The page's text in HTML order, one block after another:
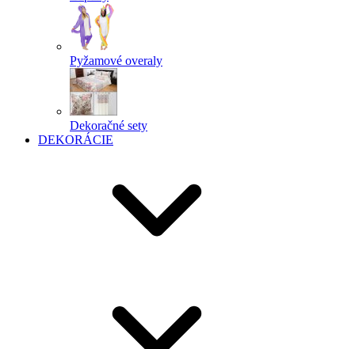
Pyžamové overaly
Dekoračné sety
DEKORÁCIE